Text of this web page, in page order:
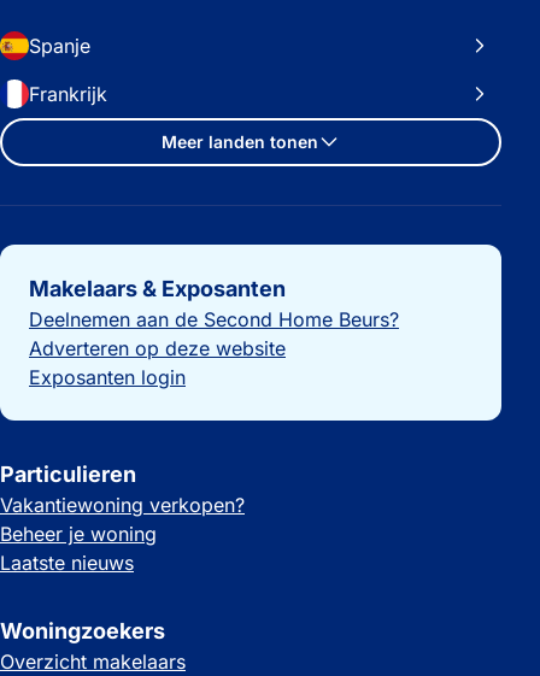
Spanje
Frankrijk
Meer landen tonen
Belangrijke links
Makelaars & Exposanten
Deelnemen aan de Second Home Beurs?
Adverteren op deze website
Exposanten login
Particulieren
Vakantiewoning verkopen?
Beheer je woning
Laatste nieuws
Woningzoekers
Overzicht makelaars